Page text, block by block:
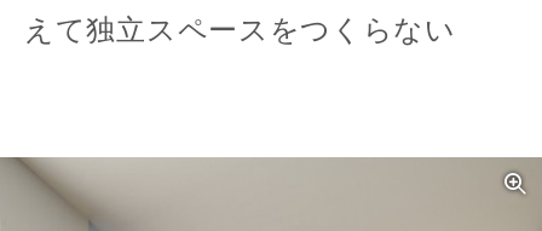
えて独立スペースをつくらない